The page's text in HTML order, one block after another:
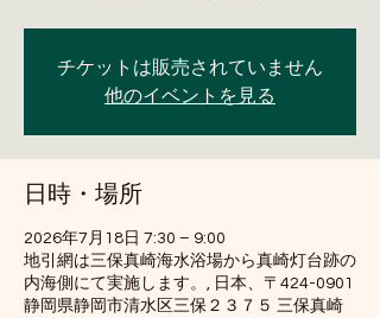
チケットは販売されていません
他のイベントを見る
日時・場所
2026年7月18日 7:30 – 9:00
地引網は三保真崎海水浴場から真崎灯台跡の
内海側にて実施します。, 日本、〒424-0901
静岡県静岡市清水区三保２３７５ 三保真崎